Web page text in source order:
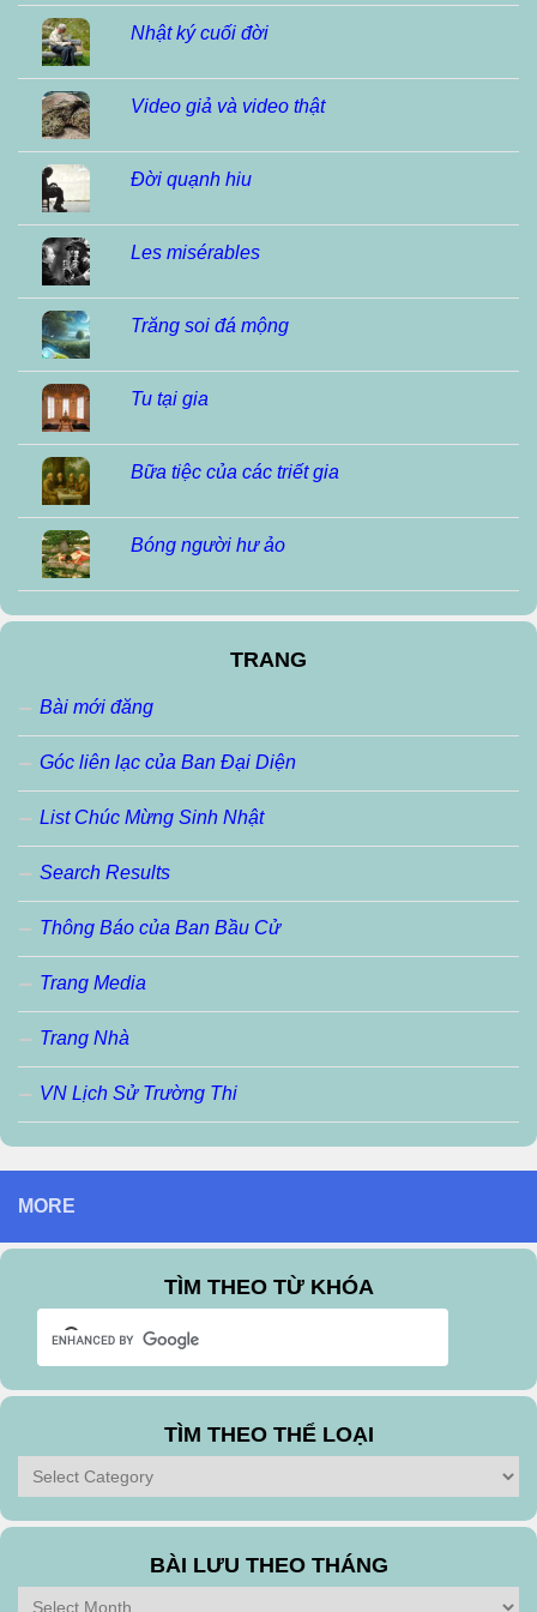
Nhật ký cuối đời
Video giả và video thật
Đời quạnh hiu
Les misérables
Trăng soi đá mộng
Tu tại gia
Bữa tiệc của các triết gia
Bóng người hư ảo
TRANG
Bài mới đăng
Góc liên lạc của Ban Đại Diện
List Chúc Mừng Sinh Nhật
Search Results
Thông Báo của Ban Bầu Cử
Trang Media
Trang Nhà
VN Lịch Sử Trường Thi
MORE
TÌM THEO TỪ KHÓA
TÌM THEO THỂ LOẠI
Tìm
theo
Thể
BÀI LƯU THEO THÁNG
Bài